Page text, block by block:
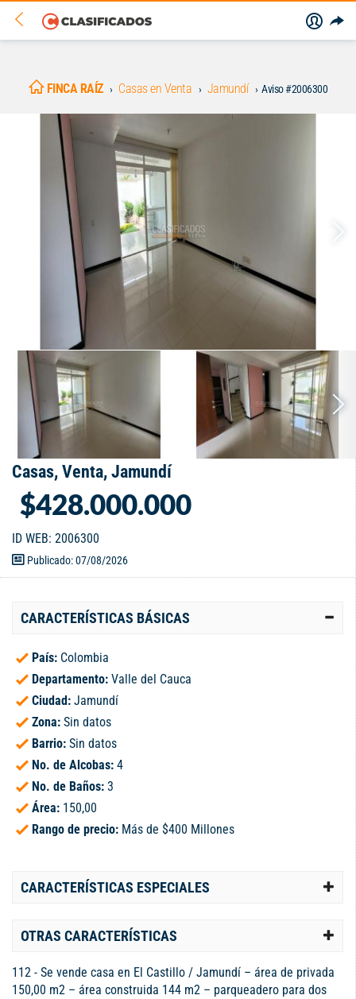
FINCA RAÍZ Casas en Venta Jamundí Aviso #2006300
Casas, Venta, Jamundí
$428.000.000
ID WEB: 2006300
Publicado: 07/08/2026
CARACTERÍSTICAS BÁSICAS
País: Colombia
Departamento: Valle del Cauca
Ciudad: Jamundí
Zona: Sin datos
Barrio: Sin datos
No. de Alcobas: 4
No. de Baños: 3
Área: 150,00
Rango de precio: Más de $400 Millones
CARACTERÍSTICAS ESPECIALES
OTRAS CARACTERÍSTICAS
112 - Se vende casa en El Castillo / Jamundí – área de privada
150,00 m2 – área construida 144 m2 – parqueadero para dos